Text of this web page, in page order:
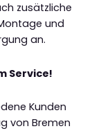
zusätzliche
und
an.
Service!
Kunden
von Bremen